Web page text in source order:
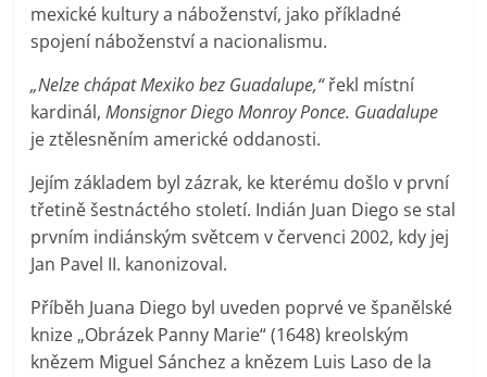
mexické kultury a náboženství, jako příkladné
spojení náboženství a nacionalismu.
„Nelze chápat Mexiko bez Guadalupe,“řekl místní
kardinál,Monsignor Diego Monroy Ponce. Guadalupe
je ztělesněním americké oddanosti.
Jejím základem byl zázrak, ke kterému došlo v první
třetině šestnáctého století. Indián Juan Diego se stal
prvním indiánským světcem v červenci 2002, kdy jej
Jan Pavel II. kanonizoval.
Příběh Juana Diego byl uveden poprvé ve španělské
knize „Obrázek Panny Marie“ (1648) kreolským
knězem Miguel Sánchez a knězem Luis Laso de la